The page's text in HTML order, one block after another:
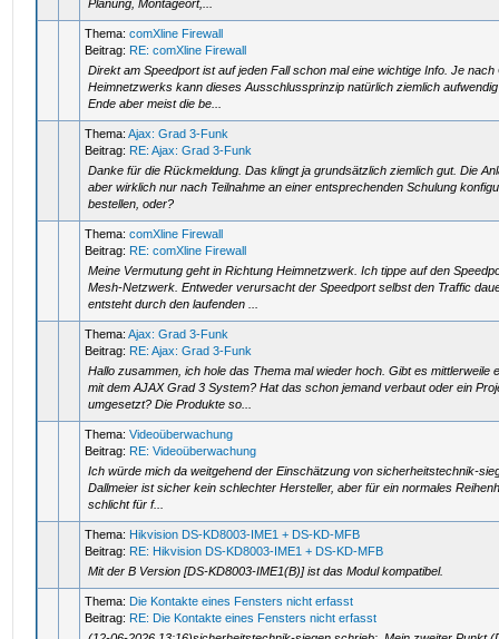
Planung, Montageort,...
Thema:comXline Firewall
Beitrag: RE: comXline Firewall
Direkt am Speedport ist auf jeden Fall schon mal eine wichtige Info. Je
Heimnetzwerks kann dieses Ausschlussprinzip natürlich ziemlich
Ende aber meist die be...
Thema:Ajax: Grad 3-Funk
Beitrag: RE: Ajax: Grad 3-Funk
Danke für die Rückmeldung. Das klingt ja grundsätzlich ziemlich gut. Die
aber wirklich nur nach Teilnahme an einer entsprechenden Schulung
bestellen, oder?
Thema:comXline Firewall
Beitrag: RE: comXline Firewall
Meine Vermutung geht in Richtung Heimnetzwerk. Ich tippe auf den
Mesh-Netzwerk. Entweder verursacht der Speedport selbst den Traffic
entsteht durch den laufenden ...
Thema:Ajax: Grad 3-Funk
Beitrag: RE: Ajax: Grad 3-Funk
Hallo zusammen, ich hole das Thema mal wieder hoch. Gibt es mittlerweile
mit dem AJAX Grad 3 System? Hat das schon jemand verbaut oder ein
umgesetzt? Die Produkte so...
Thema:Videoüberwachung
Beitrag: RE: Videoüberwachung
Ich würde mich da weitgehend der Einschätzung von sicherheitstechnik-
Dallmeier ist sicher kein schlechter Hersteller, aber für ein normales
schlicht für f...
Thema: Hikvision DS-KD8003-IME1 + DS-KD-MFB
Beitrag: RE: Hikvision DS-KD8003-IME1 + DS-KD-MFB
Mit der B Version [DS-KD8003-IME1(B)] ist das Modul kompatibel.
Thema: Die Kontakte eines Fensters nicht erfasst
Beitrag: RE: Die Kontakte eines Fensters nicht erfasst